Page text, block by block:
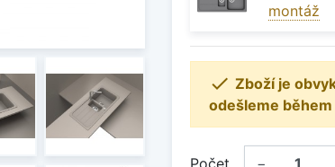
montáž
 Zboží je
odešleme